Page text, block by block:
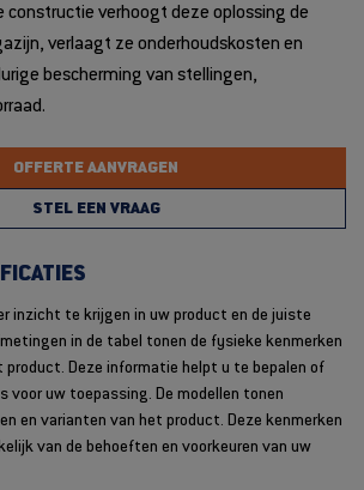
constructie verhoogt deze oplossing de
verlaagt ze onderhoudskosten en
bescherming van stellingen,
OFFERTE AANVRAGEN
STEL EEN VRAAG
inzicht te krijgen in uw product en de juiste
in de tabel tonen de fysieke kenmerken
Deze informatie helpt u te bepalen of
voor uw toepassing. De modellen tonen
en varianten van het product. Deze kenmerken
van de behoeften en voorkeuren van uw